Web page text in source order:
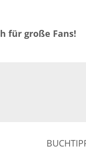
für große Fans!